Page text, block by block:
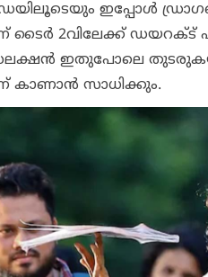
ഇപ്പോള്‍
ടൈര്‍ 2വിലേക്ക് ഡയറക്ട്
ഇതുപോലെ
കാണാന്‍ സാധിക്കും.